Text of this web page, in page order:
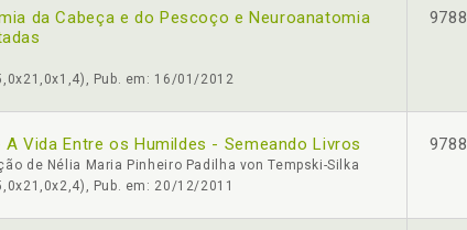
da Cabeça e do Pescoço e Neuroanatomia
Pub. em: 16/01/2012
Vida Entre os Humildes - Semeando Livros
de Nélia Maria Pinheiro Padilha von Tempski-Silka
Pub. em: 20/12/2011